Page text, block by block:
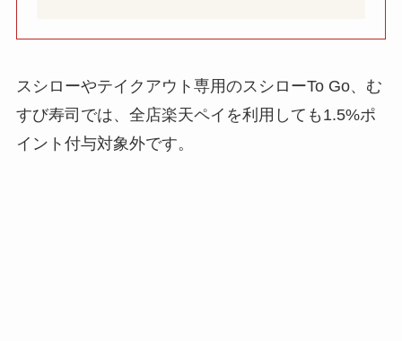
スシローやテイクアウト専用のスシローTo Go、む
すび寿司では、全店楽天ペイを利用しても1.5%ポ
イント付与対象外です。